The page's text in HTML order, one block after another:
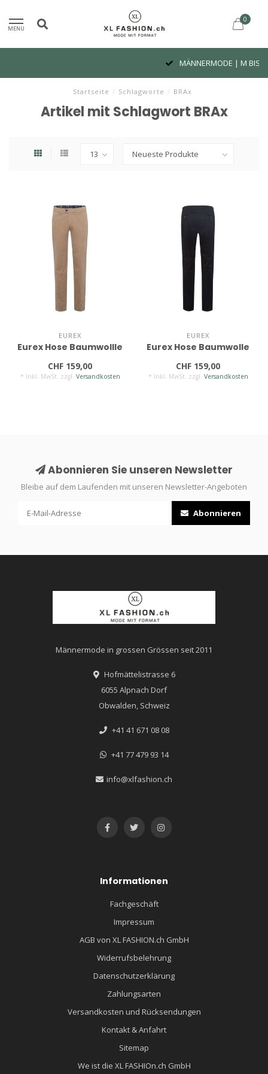
MENU
0
MÄNNERMODE | M BIS 6XL
Startseite / Schlagworte / BRAx
Artikel mit Schlagwort BRAx
EUREX
Eurex Hose Baumwollle
CHF 159,00
* Inkl. MwSt. zzgl. Versandkosten
EUREX
Eurex Hose Baumwolle
CHF 159,00
* Inkl. MwSt. zzgl. Versandkosten
Abonnieren Sie unseren Newsletter
Bleibe auf dem Laufenden mit unseren Newsletter-Angeboten
Abonnieren
Männermode in grossen Grössen seit 2011
Hofmättelistrasse 6
6055 Alpnach Dorf
Obwalden, Schweiz
+41 41 671 08 08
+41 77 479 93 14
info@xlfashion.ch
Informationen
Fachgeschäft
Impressum
AGB von XL FASHION.ch GmbH
Widerrufsbelehrung
Datenschutzerklärung
Zahlungsarten
Versandkosten und Rücksendungen
Kontakt & Anfahrt
Sitemap
We ist die XL FASHIOn.ch GmbH